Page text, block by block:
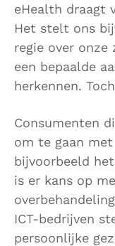
eHealth draagt
Het stelt ons
regie over onze
een bepaalde
herkennen.
Consumenten
om te gaan
bijvoorbeeld
is er kans op
ICT-bedrijven
persoonlijke